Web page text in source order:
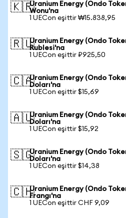
🇰🇷Uranium Energy (Ondo
Wonu'na
1 UECon eşittir ₩15.838,95
🇷🇺Uranium Energy (Ondo
Rublesi'na
1 UECon eşittir ₽925,50
🇨🇦Uranium Energy (Ondo
Doları'na
1 UECon eşittir $15,69
🇦🇺Uranium Energy (Ondo
Doları'na
1 UECon eşittir $15,92
🇸🇬Uranium Energy (Ondo
Doları'na
1 UECon eşittir $14,38
🇨🇭Uranium Energy (Ondo
Frangı'na
1 UECon eşittir CHF 9,09